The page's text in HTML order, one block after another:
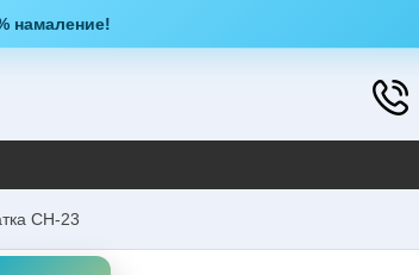
намаление!
CH-23